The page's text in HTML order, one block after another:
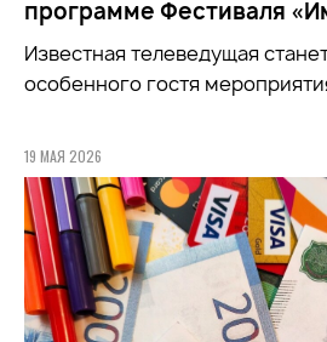
программе Фестиваля
Известная телеведущая
особенного гостя
19 МАЯ 2026